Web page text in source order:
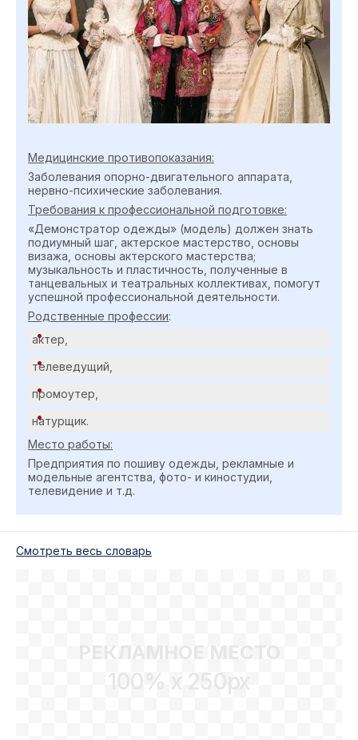
Медицинские противопоказания:
Заболевания опорно-двигательного аппарата,
нервно-психические заболевания.
Требования к профессиональной подготовке:
«Демонстратор одежды» (модель) должен знать
подиумный шаг, актерское мастерство, основы
визажа, основы актерского мастерства;
музыкальность и пластичность, полученные в
танцевальных и театральных коллективах, помогут
успешной профессиональной деятельности.
Родственные профессии:
актер,
телеведущий,
промоутер,
натурщик.
Место работы:
Предприятия по пошиву одежды, рекламные и
модельные агентства, фото- и киностудии,
телевидение и т.д.
Cмотреть весь словарь
РЕКЛАМНОЕ МЕСТО
100% x 250px